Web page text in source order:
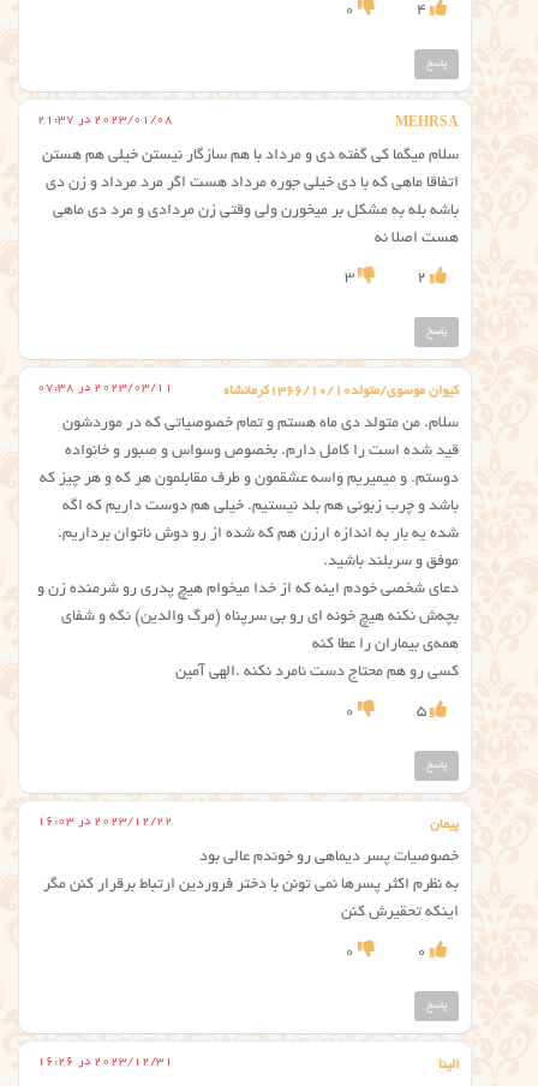
4
0
پاسخ
MEHRSA 2023/01/08 در 21:37
سلام میگما کی گفته دی و مرداد با هم سازگار نیستن خیلی هم هستن
اتفاقا ماهی که با دی خیلی جوره مرداد هست اگر مرد مرداد و زن دی
باشه بله به مشکل بر میخورن ولی وقتی زن مردادی و مرد دی ماهی
هست اصلا نه
2
3
پاسخ
کیوان موسوی/متولد۱۳۶۶/۱۰/۱۰کرمانشاه 2023/03/11 در 07:38
سلام. من متولد دی ماه هستم و تمام خصوصیاتی که در موردشون
قید شده است را کامل دارم. بخصوص وسواس و صبور و خانواده
دوستم. و میمیریم واسه عشقمون و طرف مقابلمون هر که و هر چیز که
باشد و چرب زبونی هم بلد نیستیم. خیلی هم دوست داریم که اگه
شده یه بار به اندازه ارزن هم که شده از رو دوش ناتوان برداریم.
موفق و سربلند باشید.
دعای شخصی خودم اینه که از خدا میخوام هیچ پدری رو شرمنده زن و
بچه‌ش نکنه‌ هیچ خونه ای رو بی سرپناه (مرگ والدین) نکه‌ و شفای
همه‌ی بیماران را عطا کنه
کسی رو هم محتاج دست نامرد نکنه .الهی آمین
5
0
پاسخ
پیمان 2023/12/22 در 16:03
خصوصیات پسر دیماهی رو خوندم عالی بود
به نظرم اکثر پسرها نمی تونن با دختر فروردین ارتباط برقرار کنن مگر
اینکه تحقیرش کنن
0
0
پاسخ
الینا 2023/12/31 در 16:26